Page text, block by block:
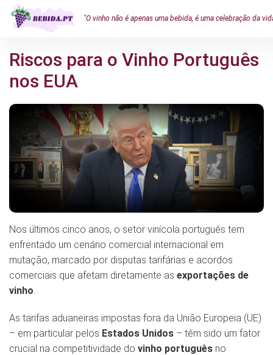
"O vinho não é apenas uma bebida, é uma celebração da
Riscos para o Vinho Português
nos EUA
Nos últimos cinco anos, o setor vinícola português tem
enfrentado um cenário comercial internacional em
mutação, marcado por disputas tarifárias e acordos
comerciais que afetam diretamente as exportações de
vinho
As tarifas aduaneiras impostas fora da União Europeia (UE)
– em particular pelos Estados Unidos – têm sido um fator
crucial na competitividade do vinho português no